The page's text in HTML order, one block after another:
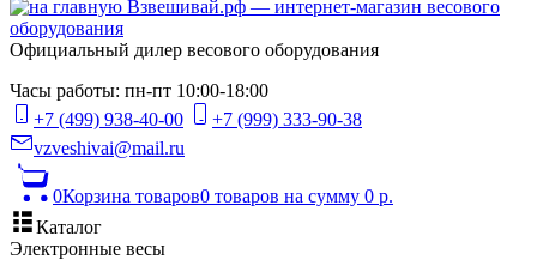
Официальный дилер весового оборудования
Часы работы: пн-пт 10:00-18:00
+7 (499) 938-40-00
+7 (999) 333-90-38
vzveshivai@mail.ru
0Корзина товаров0 товаров на сумму 0 р.
Каталог
Электронные весы